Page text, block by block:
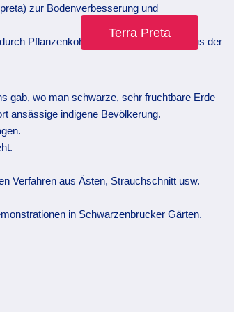
Terra Preta
zur Bodenverbesserung und
Pflanzenkohle Kohlendioxid wieder aus der
gab, wo man schwarze, sehr fruchtbare Erde
ansässige indigene Bevölkerung.
Verfahren aus Ästen, Strauchschnitt usw.
in Schwarzenbrucker Gärten.